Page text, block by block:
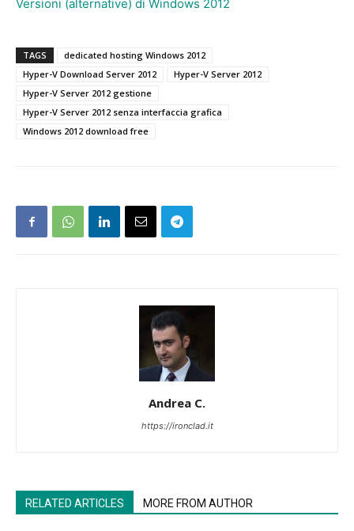
Versioni (alternative) di Windows 2012
TAGS
dedicated hosting Windows 2012
Hyper-V Download Server 2012
Hyper-V Server 2012
Hyper-V Server 2012 gestione
Hyper-V Server 2012 senza interfaccia grafica
Windows 2012 download free
Andrea C.
https://ironclad.it
RELATED ARTICLES MORE FROM AUTHOR